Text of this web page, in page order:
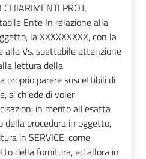
CHIARIMENTI PROT.
Ente In relazione alla
la XXXXXXXXX, con la
alla Vs. spettabile attenzione
lettura della
proprio parere suscettibili di
si chiede di voler
in merito all’esatta
procedura in oggetto,
in SERVICE, come
della fornitura, ed allora in